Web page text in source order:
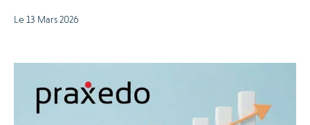
Le 13 Mars 2026